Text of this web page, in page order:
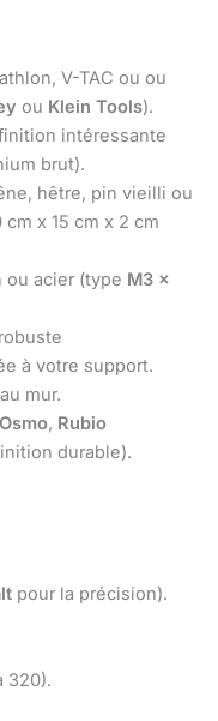
V-TAC ou ou
ou Klein Tools).
intéressante
brut).
hêtre, pin vieilli ou
x 15 cm x 2 cm
ou acier (type M3 x
robuste
à votre support.
mur.
Osmo, Rubio
durable).
pour la précision).
320).